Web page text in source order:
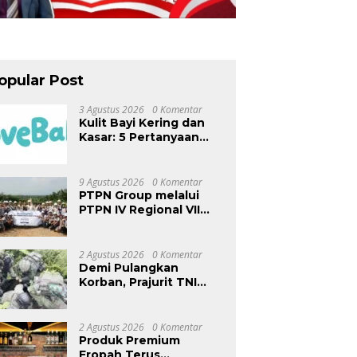
Post
3 Agustus 2026 0 Komentar
Kulit Bayi Kering dan
Kasar: 5 Pertanyaan
9 Agustus 2026 0 Komentar
PTPN Group melalui
PTPN IV Regional VII
Perkebunan Lewat
Pelatihan Avenza Maps
di Way Kanan
2 Agustus 2026 0 Komentar
Demi Pulangkan
Korban, Prajurit TNI
Hujan Peluru OPM di
Yahukimo
2 Agustus 2026 0 Komentar
Produk Premium